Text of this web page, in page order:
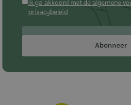
Ik ga akkoord met de algemene
privacybeleid
Abonneer